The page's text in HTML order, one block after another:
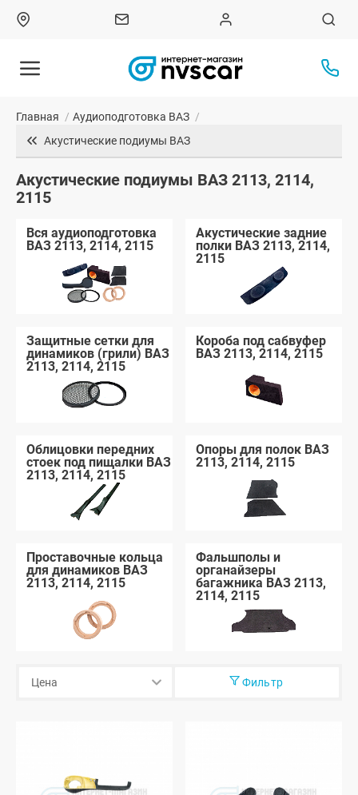
Главная / Аудиоподготовка ВАЗ /
Акустические подиумы ВАЗ
Акустические подиумы ВАЗ 2113, 2114,
2115
Вся аудиоподготовка
ВАЗ 2113, 2114, 2115
Акустические задние
полки ВАЗ 2113, 2114,
2115
Защитные сетки для
динамиков (грили) ВАЗ
2113, 2114, 2115
Короба под сабвуфер
ВАЗ 2113, 2114, 2115
Облицовки передних
стоек под пищалки ВАЗ
2113, 2114, 2115
Опоры для полок ВАЗ
2113, 2114, 2115
Проставочные кольца
для динамиков ВАЗ
2113, 2114, 2115
Фальшполы и
органайзеры
багажника ВАЗ 2113,
2114, 2115
Фильтр